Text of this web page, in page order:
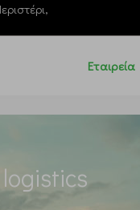
Εταιρεία
logistics